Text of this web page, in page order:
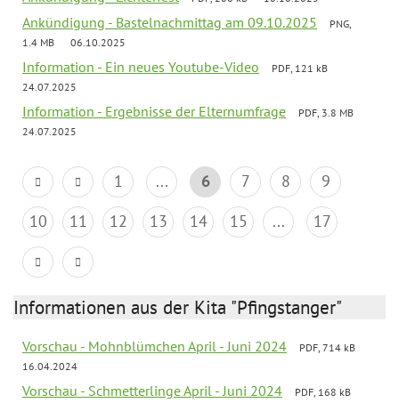
Ankündigung - Bastelnachmittag am 09.10.2025
PNG,
1.4 MB
06.10.2025
Information - Ein neues Youtube-Video
PDF, 121 kB
24.07.2025
Information - Ergebnisse der Elternumfrage
PDF, 3.8 MB
24.07.2025
1 ... 6 7 8
9
10
11 12 13 14 15 ... 17
Informationen aus der Kita "Pfingstanger"
Vorschau - Mohnblümchen April - Juni 2024
PDF, 714 kB
16.04.2024
Vorschau - Schmetterlinge April - Juni 2024
PDF, 168 kB